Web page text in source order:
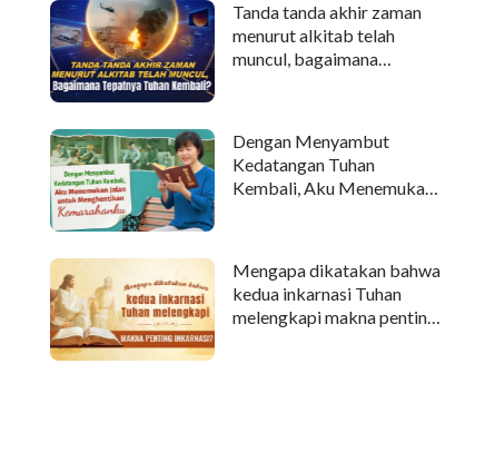
Tanda tanda akhir zaman
menurut alkitab telah
muncul, bagaimana
Dengan Menyambut
Kedatangan Tuhan
Kembali, Aku Menemukan
Mengapa dikatakan bahwa
kedua inkarnasi Tuhan
melengkapi makna penting